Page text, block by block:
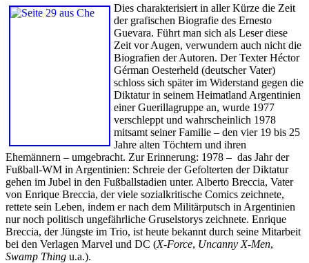
Dies charakterisiert in aller Kürze die Zeit
der grafischen Biografie des Ernesto
Guevara. Führt man sich als Leser diese
Zeit vor Augen, verwundern auch nicht die
Biografien der Autoren. Der Texter Héctor
Gérman Oesterheld (deutscher Vater)
schloss sich später im Widerstand gegen die
Diktatur in seinem Heimatland Argentinien
einer Guerillagruppe an, wurde 1977
verschleppt und wahrscheinlich 1978
mitsamt seiner Familie – den vier 19 bis 25
Jahre alten Töchtern und ihren
Ehemännern – umgebracht. Zur Erinnerung: 1978 – das Jahr der
Fußball-WM in Argentinien: Schreie der Gefolterten der Diktatur
gehen im Jubel in den Fußballstadien unter. Alberto Breccia, Vater
von Enrique Breccia, der viele sozialkritische Comics zeichnete,
rettete sein Leben, indem er nach dem Militärputsch in Argentinien
nur noch politisch ungefährliche Gruselstorys zeichnete. Enrique
Breccia, der Jüngste im Trio, ist heute bekannt durch seine Mitarbeit
bei den Verlagen Marvel und DC (X-Force, Uncanny X-Men,
Swamp Thing u.a.).